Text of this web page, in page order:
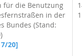
für die Benutzung
in der
Bundes (Stand:
7/20]